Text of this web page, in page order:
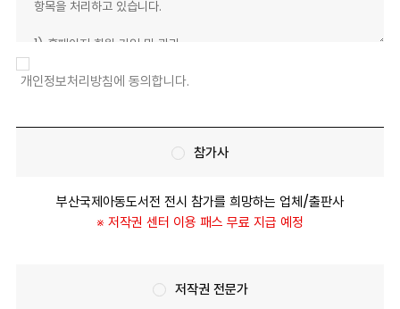
개인정보처리방침에 동의합니다.
참가사
부산국제아동도서전 전시 참가를 희망하는 업체/출판사
※ 저작권 센터 이용 패스 무료 지급 예정
저작권 전문가